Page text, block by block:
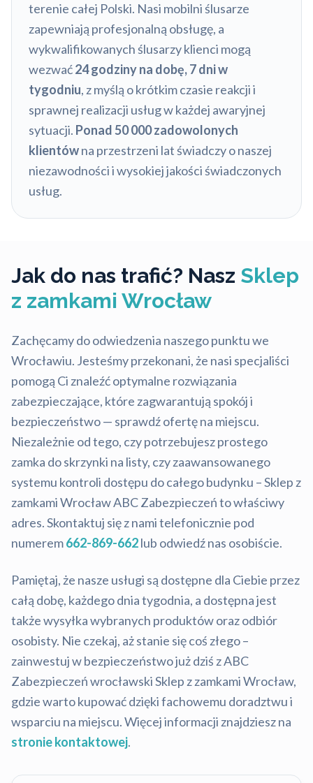
terenie całej Polski. Nasi mobilni ślusarze
zapewniają profesjonalną obsługę, a
wykwalifikowanych ślusarzy klienci mogą
wezwać24 godziny na dobę, 7 dni w
tygodniu, z myślą o krótkim czasie reakcji i
sprawnej realizacji usług w każdej awaryjnej
sytuacji. Ponad 50 000 zadowolonych
klientówna przestrzeni lat świadczy o naszej
niezawodności i wysokiej jakości świadczonych
usług.
Jak do nas trafić? Nasz Sklep
z zamkami Wrocław
Zachęcamy do odwiedzenia naszego punktu we
Wrocławiu. Jesteśmy przekonani, że nasi specjaliści
pomogą Ci znaleźć optymalne rozwiązania
zabezpieczające, które zagwarantują spokój i
bezpieczeństwo — sprawdź ofertę na miejscu.
Niezależnie od tego, czy potrzebujesz prostego
zamka do skrzynki na listy, czy zaawansowanego
systemu kontroli dostępu do całego budynku – Sklep z
zamkami Wrocław ABC Zabezpieczeń to właściwy
adres. Skontaktuj się z nami telefonicznie pod
numerem662-869-662lub odwiedź nas osobiście.
Pamiętaj, że nasze usługi są dostępne dla Ciebie przez
całą dobę, każdego dnia tygodnia, a dostępna jest
także wysyłka wybranych produktów oraz odbiór
osobisty. Nie czekaj, aż stanie się coś złego –
zainwestuj w bezpieczeństwo już dziś z ABC
Zabezpieczeń wrocławski Sklep z zamkami Wrocław,
gdzie warto kupować dzięki fachowemu doradztwu i
wsparciu na miejscu. Więcej informacji znajdziesz na
stronie kontaktowej.